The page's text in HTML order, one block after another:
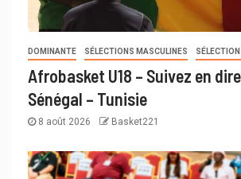
DOMINANTE SÉLECTIONS MASCULINES
Afrobasket U18 – Suivez en
Sénégal – Tunisie
8 août 2026 Basket221